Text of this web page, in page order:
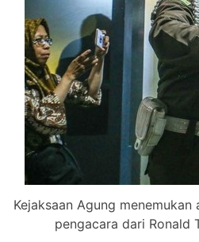
Kejaksaan Agung
pengacara dari Ronald